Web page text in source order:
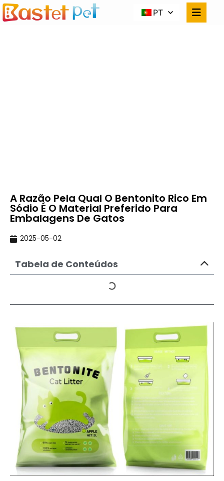
PT
A Razão Pela Qual O Bentonito Rico Em
Sódio É O Material Preferido Para
Embalagens De Gatos
2025-05-02
Tabela de Conteúdos